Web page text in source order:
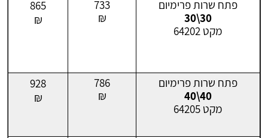
פתח שרות פרימיום
30\30
מקט 64202
733
₪
865
₪
פתח שרות פרימיום
40\40
מקט 64205
786
₪
928
₪